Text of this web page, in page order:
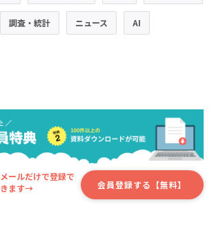
調査・統計 ニュース AI
メールだけで登録で
きます→
会員登録する【無料】